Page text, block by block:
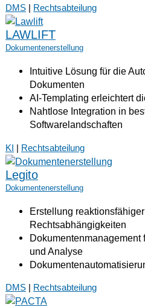
DMS Rechtsabteilung
LAWLIFT
Dokumentenerstellung
Intuitive Lösung für die
Dokumenten
AI-Templating erleichtert
Nahtlose Integration in
Softwarelandschaften
KI | Rechtsabteilung
Legito
Dokumentenerstellung
Erstellung
Rechtsabhängigkeiten
Dokumentenmanagement
und Analyse
DMS Rechtsabteilung